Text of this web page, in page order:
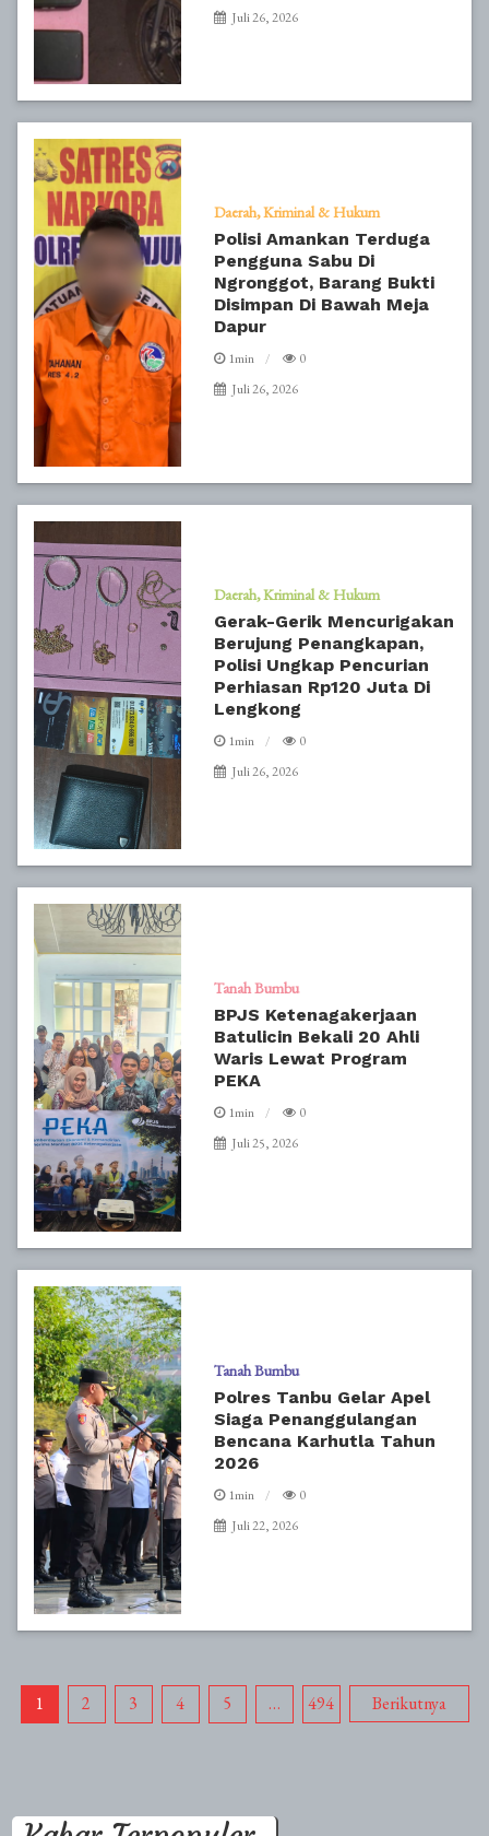
Juli 26, 2026
Daerah Kriminal & Hukum
Polisi Amankan Terduga
Pengguna Sabu Di
Ngronggot, Barang Bukti
Disimpan Di Bawah Meja
Dapur
1min
0
Juli 26, 2026
Daerah Kriminal & Hukum
Gerak-Gerik Mencurigakan
Berujung Penangkapan,
Polisi Ungkap Pencurian
Perhiasan Rp120 Juta Di
Lengkong
1min
0
Juli 26, 2026
Tanah Bumbu
BPJS Ketenagakerjaan
Batulicin Bekali 20 Ahli
Waris Lewat Program
PEKA
1min
0
Juli 25, 2026
Tanah Bumbu
Polres Tanbu Gelar Apel
Siaga Penanggulangan
Bencana Karhutla Tahun
2026
1min
0
Juli 22, 2026
Paginasi
1 2 3 4 5 … 494 Berikutnya